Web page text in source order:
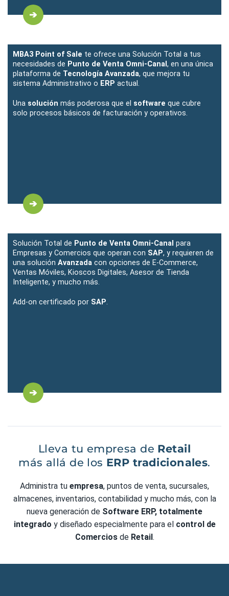
MBA3 Point of Sale te ofrece una Solución Total a tus
necesidades de Punto de Venta Omni-Canal , en una única
plataforma de Tecnología Avanzada, que mejora tu
sistema Administrativo o ERP actual.
Una solución más poderosa que el software que cubre
solo procesos básicos de facturación y operativos.
Solución Total de Punto de Venta Omni-Canal para
Empresas y Comercios que operan con SAP, y requieren de
una solución Avanzada con opciones de E-Commerce,
Ventas Móviles, Kioscos Digitales, Asesor de Tienda
Inteligente, y mucho más.
Add-on certificado por SAP.
Lleva tu empresa de Retail
más allá de los ERP tradicionales.
Administra tu empresa, puntos de venta, sucursales,
almacenes, inventarios, contabilidad y mucho más, con la
nueva generación de Software ERP, totalmente
integrado y diseñado especialmente para el control de
Comerciosde Retail.